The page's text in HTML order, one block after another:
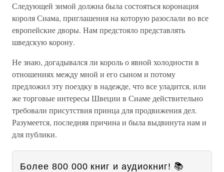
Следующей зимой должна была состояться коронация
короля Сиама, приглашения на которую разослали во все
европейские дворы. Нам предстояло представлять
шведскую корону.
Не знаю, догадывался ли король о явной холодности в
отношениях между мной и его сыном и потому
предложил эту поездку в надежде, что все уладится, или
же торговые интересы Швеции в Сиаме действительно
требовали присутствия принца для продвижения дел.
Разумеется, последняя причина и была выдвинута нам и
для публики.
Более 800 000 книг и аудиокниг! 📚